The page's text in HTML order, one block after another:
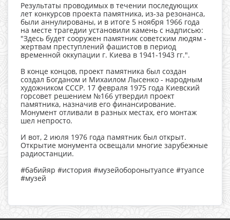
Результаты проводимых в течении последующих
лет конкурсов проекта памятника, из-за резонанса,
были аннулированы, и в итоге 5 ноября 1966 года
на месте трагедии установили камень с надписью:
"Здесь будет сооружен памятник советским людям -
жертвам преступлений фашистов в период
временной оккупации г. Киева в 1941-1943 гг.".
В конце концов, проект памятника был создан
создал Богданом и Михаилом Лысенко - народным
художником СССР. 17 февраля 1975 года Киевский
горсовет решением №166 утвердил проект
памятника, назначив его финансирование.
Монумент отливали в разных местах, его монтаж
шел непросто.
И вот, 2 июля 1976 года памятник был открыт.
Открытие монумента освещали многие зарубежные
радиостанции.
#бабийяр #история #музейоборонытуапсе #туапсе
#музей